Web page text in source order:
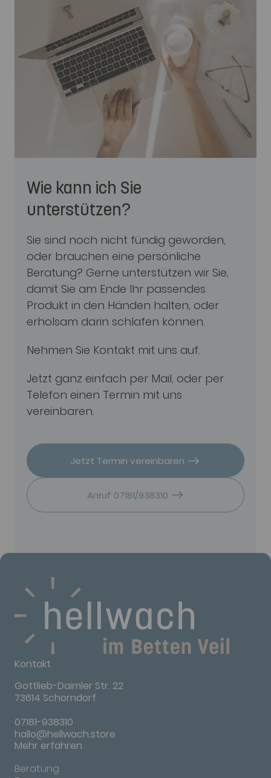
Wie kann ich Sie
unterstützen?
Sie sind noch nicht fündig geworden,
oder brauchen eine persönliche
Beratung? Gerne unterstützen wir Sie,
damit Sie am Ende Ihr passendes
Produkt in den Händen halten, oder
erholsam darin schlafen können.
Nehmen Sie Kontakt mit uns auf.
Jetzt ganz einfach per Mail, oder per
Telefon einen Termin mit uns
vereinbaren.
Jetzt Termin vereinbaren
Anruf 07181/938310
Kontakt
Gottlieb-Daimler Str. 22
73614 Schorndorf
07181-938310
hallo@hellwach.store
Mehr erfahren
Beratung